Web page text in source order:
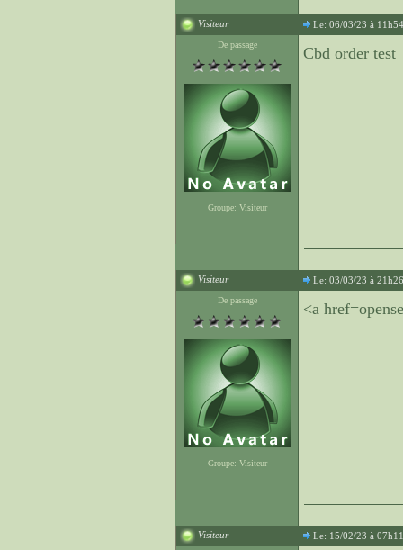
Visiteur Le: 06/03/23 à 11h54
De passage
Groupe: Visiteur
Cbd order test
Visiteur Le: 03/03/23 à 21h26
De passage
Groupe: Visiteur
<a
Visiteur Le: 15/02/23 à 07h11